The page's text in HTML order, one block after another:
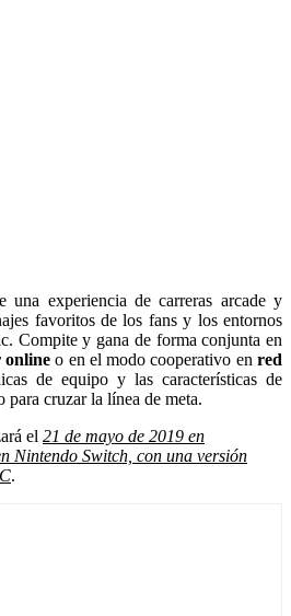
una experiencia de carreras arcade y
favoritos de los fans y los entornos
Compite y gana de forma conjunta en
o en el modo cooperativo enred
de equipo y las características de
cruzar la línea de meta.
el 21 de mayo de 2019 en
Nintendo Switch, con una versión
.